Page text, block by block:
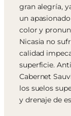
gran alegría,
un
color y
Nicasia no
calidad
superficie.
Cabernet
los suelos
y drenaje de